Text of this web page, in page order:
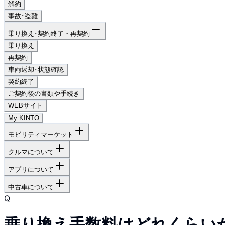
解約
事故･盗難
乗り換え･契約終了・再契約
乗り換え
再契約
車両返却･状態確認
契約終了
ご契約後の書類や手続き
WEBサイト
My KINTO
モビリティマーケット
クルマについて
アプリについて
中古車について
Q